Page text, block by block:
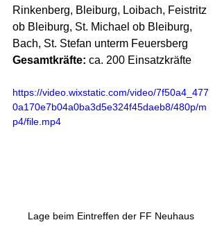
Rinkenberg, Bleiburg, Loibach, Feistritz
ob Bleiburg, St. Michael ob Bleiburg,
Bach, St. Stefan unterm Feuersberg
Gesamtkräfte: ca. 200 Einsatzkräfte
https://video.wixstatic.com/video/7f50a4_477
0a170e7b04a0ba3d5e324f45daeb8/480p/m
p4/file.mp4
Lage beim Eintreffen der FF Neuhaus